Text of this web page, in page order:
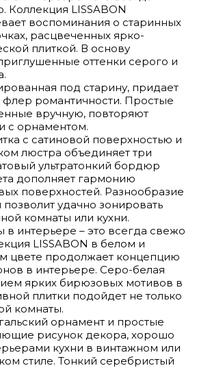
Коллекция LISSABON
воспоминания о старинных
расцвеченных ярко-
плиткой. В основу
оттенки серого и
под старину, придает
флер романтичности. Простые
вручную, повторяют
с орнаментом.
с сатиновой поверхностью и
люстра объединяет три
ультратонкий бордюр
дополняет гармонию
поверхностей. Разнообразие
удачно зонировать
комнаты или кухни.
в интерьере – это всегда свежо
LISSABON в белом и
цвете продолжает концепцию
в интерьере. Серо-белая
ярких бирюзовых мотивов в
плитки подойдет не только
комнаты.
орнамент и простые
рисунок декора, хорошо
кухни в винтажном или
стиле. Тонкий серебристый